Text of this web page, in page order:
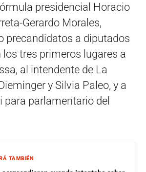
presidencial Horacio
Gerardo Morales,
precandidatos a diputados
los tres primeros lugares a
al intendente de La
y Silvia Paleo, y a
para parlamentario del
TAMBIÉN